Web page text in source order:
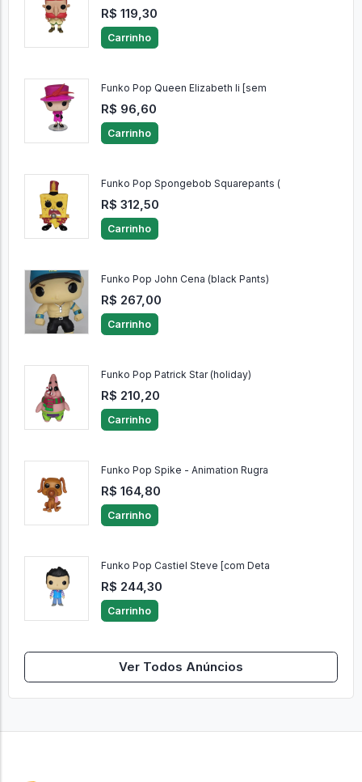
R$ 119,30
Carrinho
Funko Pop Queen Elizabeth Ii [sem
R$ 96,60
Carrinho
Funko Pop Spongebob Squarepants (
R$ 312,50
Carrinho
Funko Pop John Cena (black Pants)
R$ 267,00
Carrinho
Funko Pop Patrick Star (holiday)
R$ 210,20
Carrinho
Funko Pop Spike - Animation Rugra
R$ 164,80
Carrinho
Funko Pop Castiel Steve [com Deta
R$ 244,30
Carrinho
Ver Todos Anúncios